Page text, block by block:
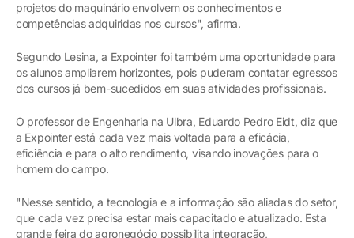
projetos do maquinário envolvem os conhecimentos e
competências adquiridas nos cursos", afirma.
Segundo Lesina, a Expointer foi também uma oportunidade para
os alunos ampliarem horizontes, pois puderam contatar egressos
dos cursos já bem-sucedidos em suas atividades profissionais.
O professor de Engenharia na Ulbra, Eduardo Pedro Eidt, diz que
a Expointer está cada vez mais voltada para a eficácia,
eficiência e para o alto rendimento, visando inovações para o
homem do campo.
"Nesse sentido, a tecnologia e a informação são aliadas do setor,
que cada vez precisa estar mais capacitado e atualizado. Esta
grande feira do agronegócio possibilita integração,